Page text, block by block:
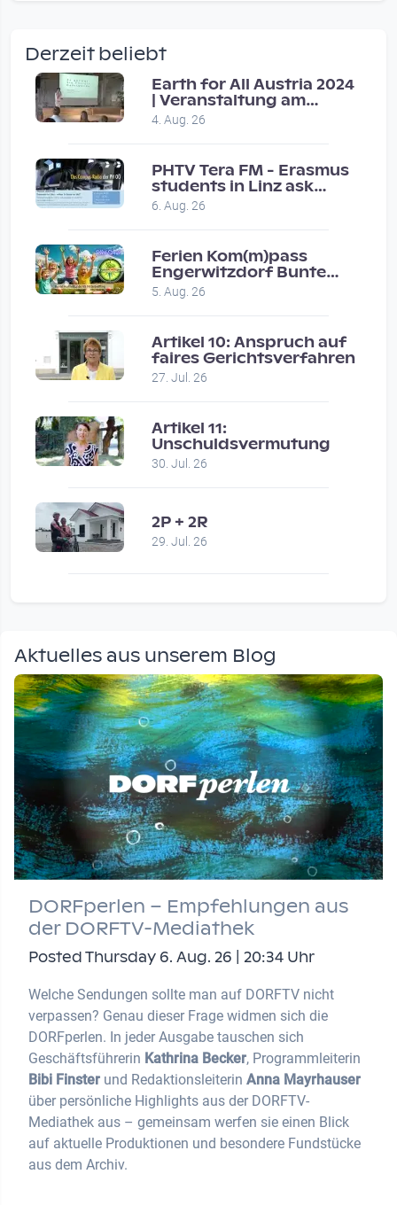
Vor 2 weeks 3 days
Coole Sendung, tolle…
Vor 1 month 2 weeks
Eure Show war super :-)…
Vor 1 month 2 weeks
Derzeit beliebt
Earth for All Austria 2024
| Veranstaltung am
8.7.2024
4. Aug. 26
PHTV Tera FM - Erasmus
students in Linz ask
people on road for
recommendations
6. Aug. 26
Ferien Kom(m)pass
Engerwitzdorf Bunte
Hundestunde
5. Aug. 26
Artikel 10: Anspruch auf
faires Gerichtsverfahren
27. Jul. 26
Artikel 11:
Unschuldsvermutung
30. Jul. 26
2P + 2R
29. Jul. 26
Aktuelles aus unserem Blog
DORFperlen – Empfehlungen aus
der DORFTV-Mediathek
Posted Thursday 6. Aug. 26 | 20:34 Uhr
Welche Sendungen sollte man auf DORFTV nicht
verpassen? Genau dieser Frage widmen sich die
DORFperlen. In jeder Ausgabe tauschen sich
Geschäftsführerin Kathrina Becker, Programmleiterin
Bibi Finster und Redaktionsleiterin Anna Mayrhauser
über persönliche Highlights aus der DORFTV-
Mediathek aus – gemeinsam werfen sie einen Blick
auf aktuelle Produktionen und besondere Fundstücke
aus dem Archiv.